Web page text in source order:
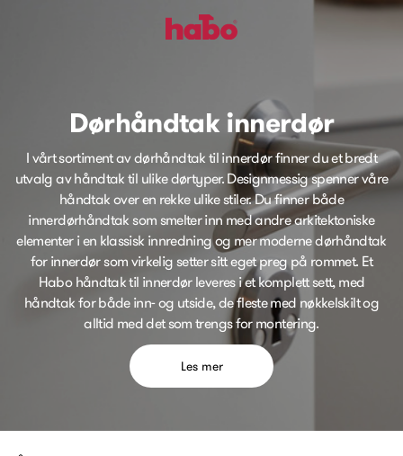
Dørhåndtak innerdør
I vårt sortiment av dørhåndtak til innerdør finner du et bredt
utvalg av håndtak til ulike dørtyper. Designmessig spenner våre
håndtak over en rekke ulike stiler. Du finner både
innerdørhåndtak som smelter inn med andre arkitektoniske
elementer i en klassisk innredning og mer moderne dørhåndtak
for innerdør som virkelig setter sitt eget preg på rommet. Et
Habo håndtak til innerdør leveres i et komplett sett, med
håndtak for både inn- og utside, de fleste med nøkkelskilt og
alltid med det som trengs for montering.
Les mer